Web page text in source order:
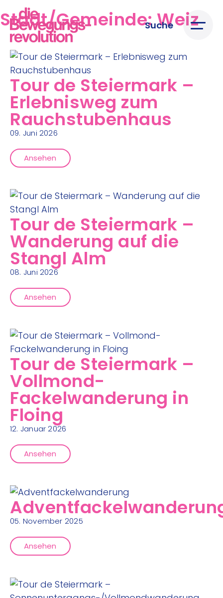
Suche
Stadt/Gemeinde:Weiz
Tour de Steiermark –
Erlebnisweg zum
Rauchstubenhaus
09. Juni 2026
Ansehen
Tour de Steiermark –
Wanderung auf die
Stangl Alm
08. Juni 2026
Ansehen
Tour de Steiermark –
Vollmond-
Fackelwanderung in
Floing
12. Januar 2026
Ansehen
05. November 2025
Ansehen